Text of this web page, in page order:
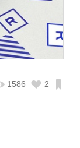
1586 2